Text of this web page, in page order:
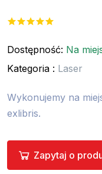
Dostępność: Na
Kategoria : Laser
Wykonujemy na
exlibris.
Zapytaj o